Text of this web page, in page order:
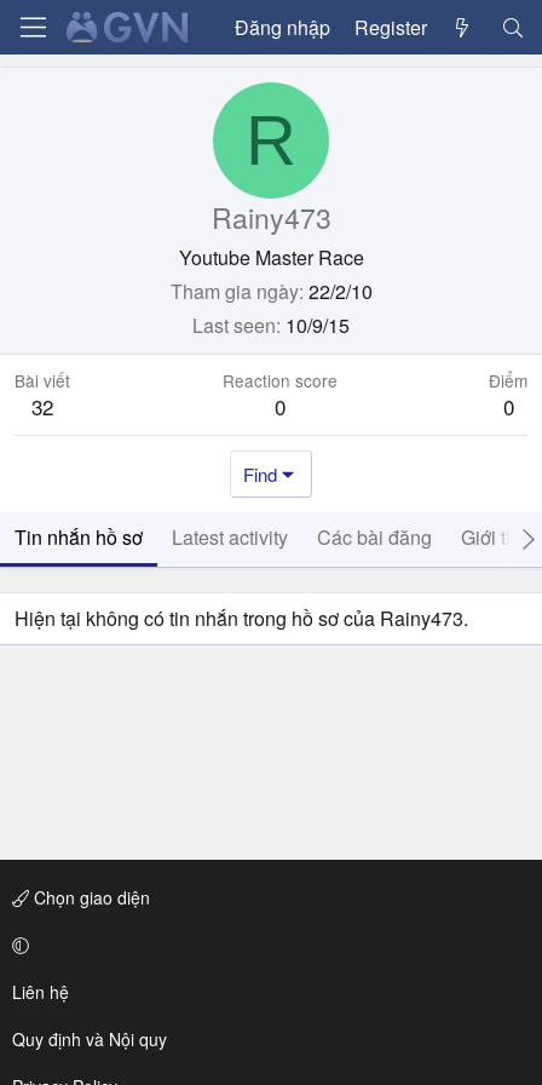
Đăng nhập Register
R
Rainy473
Youtube Master Race
Tham gia ngày 22/2/10
Last seen 10/9/15
Bài viết
32
Reaction score
0
Điểm
0
Find
Tin nhắn hồ sơ Latest activity Các bài đăng Giới thiệu
Hiện tại không có tin nhắn trong hồ sơ của Rainy473.
Chọn giao diện
Liên hệ
Quy định và Nội quy